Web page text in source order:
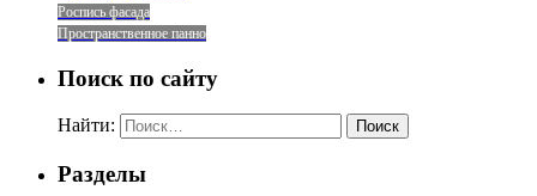
Роспись фасада
Пространственное панно
Поиск по сайту
Найти:
Разделы